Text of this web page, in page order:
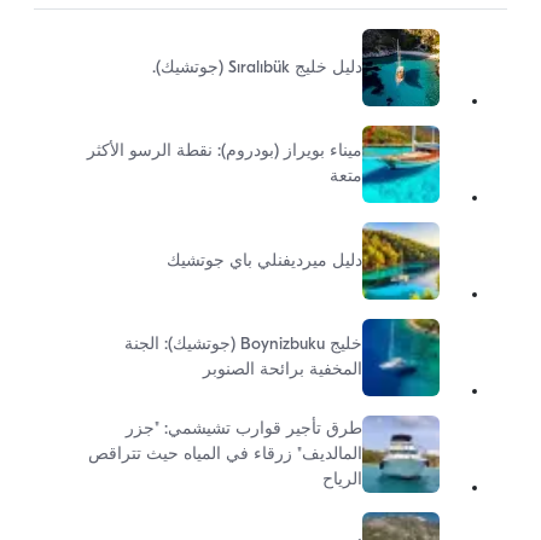
دليل خليج Sıralıbük (جوتشيك).
ميناء بويراز (بودروم): نقطة الرسو الأكثر
متعة
دليل ميرديفنلي باي جوتشيك
خليج Boynizbuku (جوتشيك): الجنة
المخفية برائحة الصنوبر
طرق تأجير قوارب تشيشمي: "جزر
المالديف" زرقاء في المياه حيث تتراقص
الرياح